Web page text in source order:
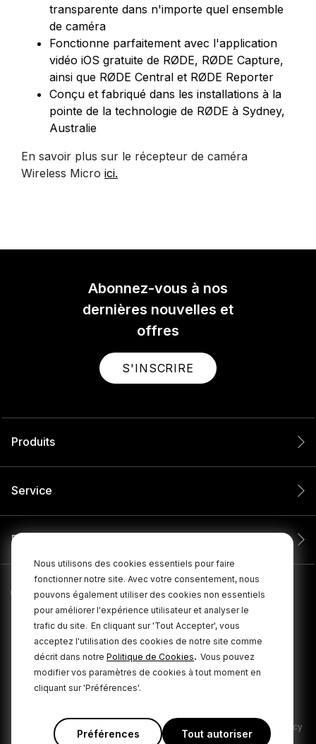
Nous utilisons des cookies essentiels pour faire
fonctionner notre site. Avec votre consentement, nous
pouvons également utiliser des cookies non essentiels
pour améliorer l'expérience utilisateur et analyser le
trafic du site. En cliquant sur 'Tout Accepter', vous
acceptez l'utilisation des cookies de notre site comme
décrit dans notre Politique de Cookies. Vous pouvez
modifier vos paramètres de cookies à tout moment en
cliquant sur 'Préférences'.
Préférences Tout autoriser
transparente dans n'importe quel ensemble
de caméra
Fonctionne parfaitement avec l'application
vidéo iOS gratuite de RØDE, RØDE Capture,
ainsi que RØDE Central et RØDE Reporter
Conçu et fabriqué dans les installations à la
pointe de la technologie de RØDE à Sydney,
Australie
En savoir plus sur le récepteur de caméra
Wireless Micro ici.
Abonnez-vous à nos
dernières nouvelles et
offres
S'INSCRIRE
Produits
Service
Entreprise
Politique de confidentialité Conditions générales Cookie Policy